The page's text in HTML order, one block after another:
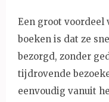
Een groot voordeel
boeken is dat ze
bezorgd, zonder
tijdrovende
eenvoudig vanuit